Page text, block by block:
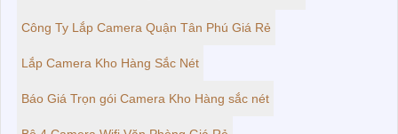
Công Ty Lắp Camera Quận Tân Phú Giá Rẻ
Lắp Camera Kho Hàng Sắc Nét
Báo Giá Trọn gói Camera Kho Hàng sắc nét